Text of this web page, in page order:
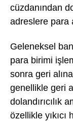
cüzdanından
adreslere para
Geleneksel
para birimi
sonra geri
genellikle geri
dolandırıcılık
özellikle yıkıcı